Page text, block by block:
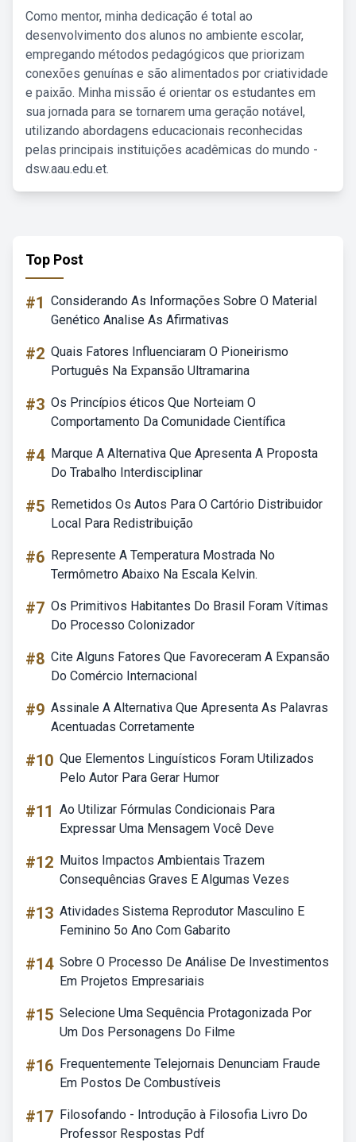
Como mentor, minha dedicação é total ao
desenvolvimento dos alunos no ambiente escolar,
empregando métodos pedagógicos que priorizam
conexões genuínas e são alimentados por criatividade
e paixão. Minha missão é orientar os estudantes em
sua jornada para se tornarem uma geração notável,
utilizando abordagens educacionais reconhecidas
pelas principais instituições acadêmicas do mundo -
dsw.aau.edu.et.
Top Post
#1 Considerando As Informações Sobre O Material
Genético Analise As Afirmativas
#2 Quais Fatores Influenciaram O Pioneirismo
Português Na Expansão Ultramarina
#3 Os Princípios éticos Que Norteiam O
Comportamento Da Comunidade Científica
#4 Marque A Alternativa Que Apresenta A Proposta
Do Trabalho Interdisciplinar
#5 Remetidos Os Autos Para O Cartório Distribuidor
Local Para Redistribuição
#6 Represente A Temperatura Mostrada No
Termômetro Abaixo Na Escala Kelvin.
#7 Os Primitivos Habitantes Do Brasil Foram Vítimas
Do Processo Colonizador
#8 Cite Alguns Fatores Que Favoreceram A Expansão
Do Comércio Internacional
#9 Assinale A Alternativa Que Apresenta As Palavras
Acentuadas Corretamente
#10 Que Elementos Linguísticos Foram Utilizados
Pelo Autor Para Gerar Humor
#11 Ao Utilizar Fórmulas Condicionais Para
Expressar Uma Mensagem Você Deve
#12 Muitos Impactos Ambientais Trazem
Consequências Graves E Algumas Vezes
#13 Atividades Sistema Reprodutor Masculino E
Feminino 5o Ano Com Gabarito
#14 Sobre O Processo De Análise De Investimentos
Em Projetos Empresariais
#15 Selecione Uma Sequência Protagonizada Por
Um Dos Personagens Do Filme
#16 Frequentemente Telejornais Denunciam Fraude
Em Postos De Combustíveis
#17 Filosofando - Introdução à Filosofia Livro Do
Professor Respostas Pdf